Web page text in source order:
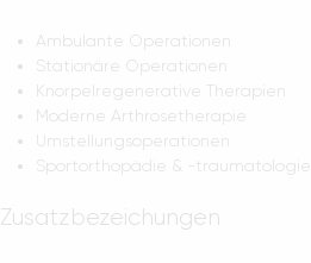
Ambulante Operationen
Stationäre Operationen
Knorpelregenerative Therapien
Moderne Arthrosetherapie
Umstellungsoperationen
Sportorthopädie & -traumatologie
Zusatzbezeichungen